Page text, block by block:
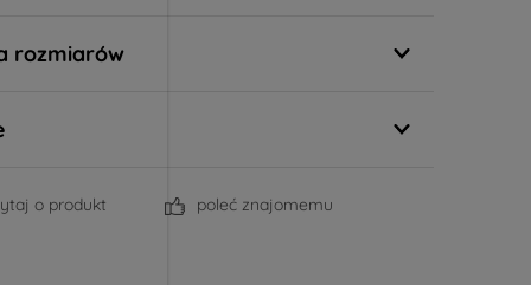
rozmiarów
o produkt poleć znajomemu